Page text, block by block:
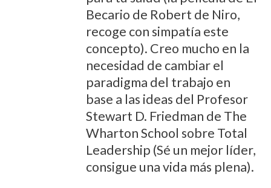
Becario de Robert de Niro,
recoge con simpatía este
concepto). Creo mucho en la
necesidad de cambiar el
paradigma del trabajo en
base a las ideas del Profesor
Stewart D. Friedman de The
Wharton School sobre Total
Leadership (Sé un mejor líder,
consigue una vida más plena).